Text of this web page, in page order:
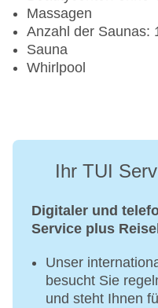
Massagen
Anzahl der Saunas:
Sauna
Whirlpool
Ihr TUI
Digitaler und
Service plus
Unser
besucht Sie
und steht Ihnen